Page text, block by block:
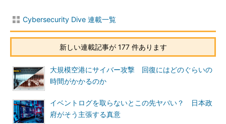
Cybersecurity Dive 連載一覧
新しい連載記事が 177 件あります
大規模空港にサイバー攻撃 回復にはどのぐらいの
時間がかかるのか
イベントログを取らないとこの先ヤバい？ 日本政
府がそう主張する真意